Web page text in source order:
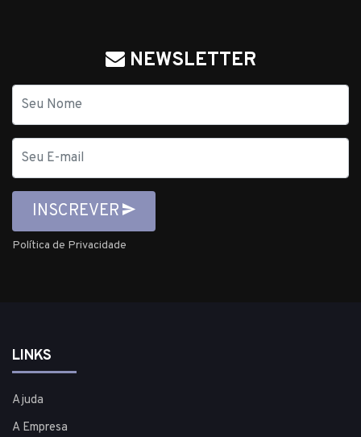
NEWSLETTER
mail
INSCREVER
Política de Privacidade
LINKS
Ajuda
A Empresa